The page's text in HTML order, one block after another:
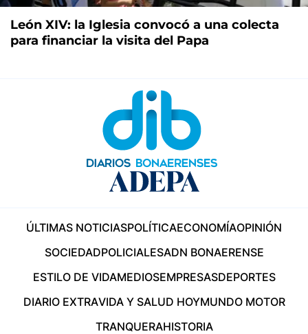
León XIV: la Iglesia convocó a una colecta
para financiar la visita del Papa
ÚLTIMAS NOTICIASPOLÍTICAECONOMÍAOPINIÓN
SOCIEDADPOLICIALESADN BONAERENSE
ESTILO DE VIDAMEDIOSEMPRESASDEPORTES
DIARIO EXTRAVIDA Y SALUD HOYMUNDO MOTOR
TRANQUERAHISTORIA